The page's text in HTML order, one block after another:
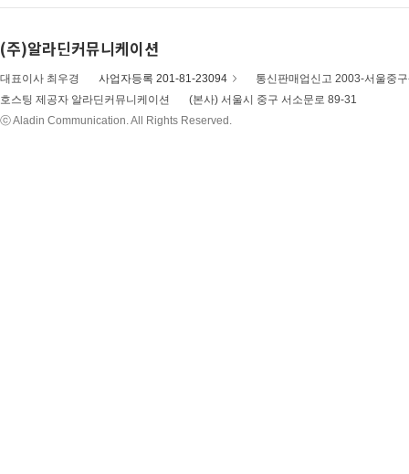
(주)알라딘커뮤니케이션
대표이사 최우경 사업자등록 201-81-23094
통신판매업신고 2003-서울중
호스팅 제공자 알라딘커뮤니케이션
(본사) 서울시 중구 서소문로 89-31
ⓒ Aladin Communication. All Rights Reserved.